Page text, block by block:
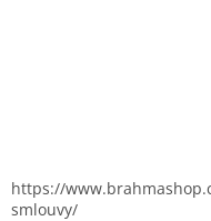
https://
smlouvy/